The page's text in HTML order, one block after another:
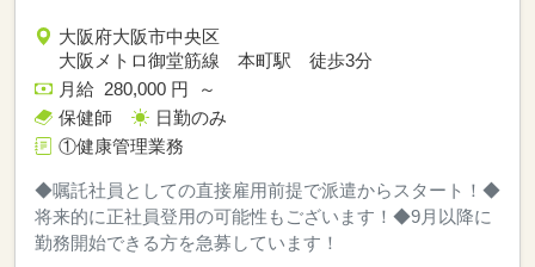
大阪府大阪市中央区
大阪メトロ御堂筋線 本町駅 徒歩3分
月給 280,000 円 ～
保健師
日勤のみ
①健康管理業務
◆嘱託社員としての直接雇用前提で派遣からスタート！◆
将来的に正社員登用の可能性もございます！◆9月以降に
勤務開始できる方を急募しています！